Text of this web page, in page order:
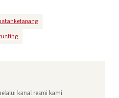
kanal resmi kami.